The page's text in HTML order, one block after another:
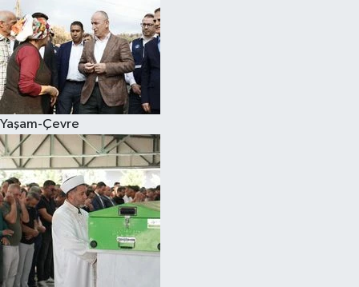
Yaşam-Çevre
Kültür Sanat
Sağlık
Siyaset
Teknoloji
Televizyon
Yaşam-Çevre